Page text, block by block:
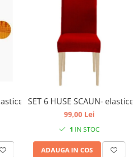
universale, culoare galben
SET 6 HUSE SCAUN-
99,00 Lei
1 IN STOC
ADAUGA IN COS